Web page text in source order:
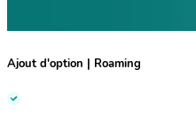
Ajout d'option | Roaming